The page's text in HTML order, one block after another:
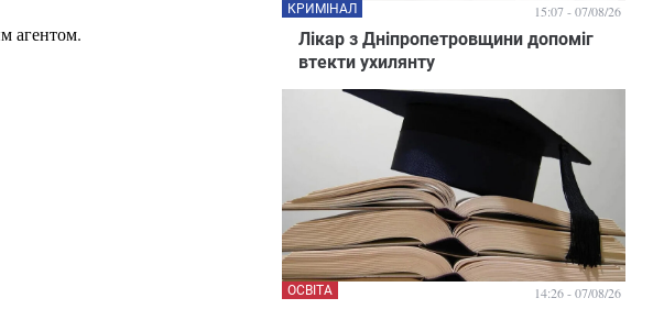
агентом.
Лікар з Дніпропетровщини допоміг
втекти ухилянту
КРИМІНАЛ 15:07 - 07/08/26
ОСВІТА 14:26 - 07/08/26